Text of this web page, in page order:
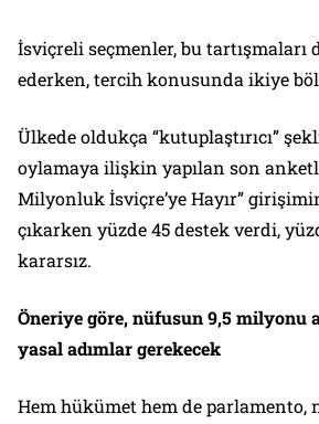
İsviçreli seçmenler, bu
ederken, tercih konusunda ikiye
Ülkede oldukça “kutuplaştırıcı”
oylamaya ilişkin yapılan son
Milyonluk İsviçre’ye Hayır”
çıkarken yüzde 45 destek verdi,
kararsız.
Öneriye göre, nüfusun 9,5 milyonu
yasal adımlar gerekecek
Hem hükümet hem de parlamento,